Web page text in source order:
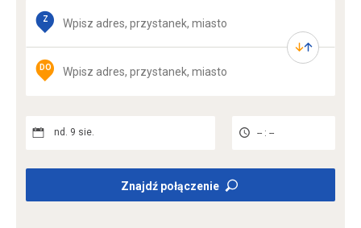
Z
DO
nd. 9 sie. -- : --
Znajdź połączenie